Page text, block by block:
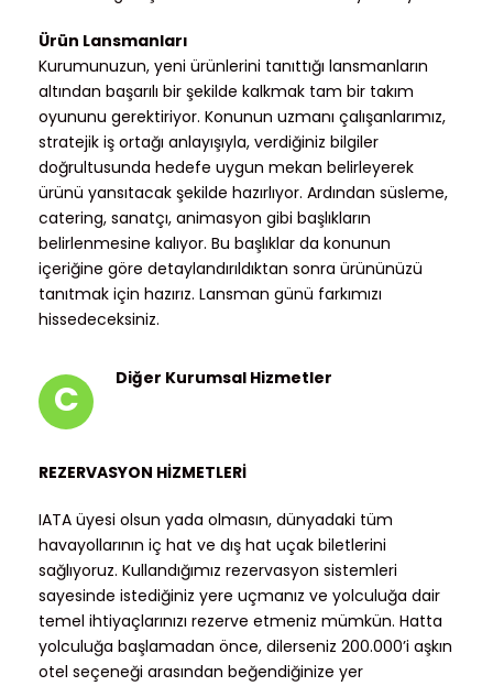
Ürün Lansmanları
Kurumunuzun, yeni ürünlerini tanıttığı lansmanların
altından başarılı bir şekilde kalkmak tam bir takım
oyununu gerektiriyor. Konunun uzmanı çalışanlarımız,
stratejik iş ortağı anlayışıyla, verdiğiniz bilgiler
doğrultusunda hedefe uygun mekan belirleyerek
ürünü yansıtacak şekilde hazırlıyor. Ardından süsleme,
catering, sanatçı, animasyon gibi başlıkların
belirlenmesine kalıyor. Bu başlıklar da konunun
içeriğine göre detaylandırıldıktan sonra ürününüzü
tanıtmak için hazırız. Lansman günü farkımızı
hissedeceksiniz.
C Diğer Kurumsal Hizmetler
REZERVASYON HİZMETLERİ
IATA üyesi olsun yada olmasın, dünyadaki tüm
havayollarının iç hat ve dış hat uçak biletlerini
sağlıyoruz. Kullandığımız rezervasyon sistemleri
sayesinde istediğiniz yere uçmanız ve yolculuğa dair
temel ihtiyaçlarınızı rezerve etmeniz mümkün. Hatta
yolculuğa başlamadan önce, dilerseniz 200.000’i aşkın
otel seçeneği arasından beğendiğinize yer